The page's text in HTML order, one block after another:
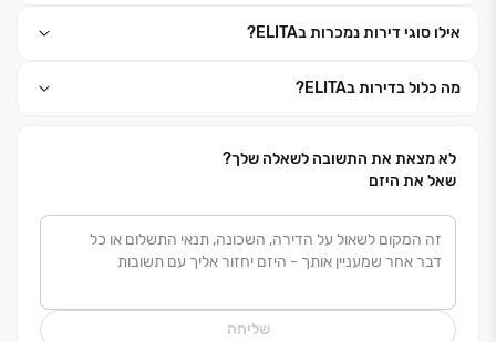
משה חדיף מנצחת בפעילות נדל"נית, ומובילה דעת קהל
אילו סוגי דירות נמכרות בELITA?
מה כלול בדירות בELITA?
לא מצאת את התשובה לשאלה שלך?
שאל את היזם
שליחה